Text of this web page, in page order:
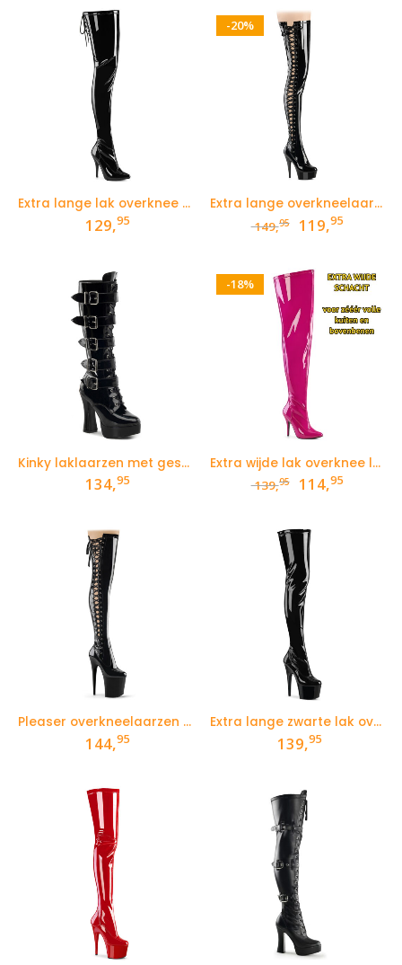
Extra lange lak overknee boots met hoge hak en vetertje aan de bovenkant
129,95
-20%
Extra lange overkneelaarzen met hoge hak en linten aan de zijkant
149,95
prijs
149,95.
119,95Huidige
Kinky laklaarzen met gespen en brede hak
134,95
-18%
Extra wijde lak overknee laarzen in fuchsia voor curvy ladies
139,95
prijs
139,95.
114,95Huidige
Pleaser overkneelaarzen Flamingo met veters aan de zijkant
144,95
Extra lange zwarte lak overkneelaarzen met hoge hak en plateau
139,95